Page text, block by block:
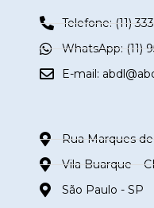
Telefone: (11)
WhatsApp: (11)
E-mail:
Rua Marques
Vila Buarque –
São Paulo - SP